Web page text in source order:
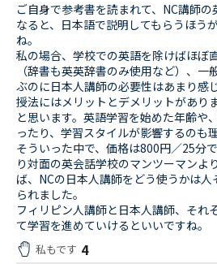
ご自身で参考書を読まれて、NC講師
なると、日本語で説明してもらうほう
ね。
私の場合、学校での英語を除けばほぼ
（辞書も英英辞書のみ使用など）、
ぶのに日本人講師の必要性はあまり感
授法にはメリットとデメリットがあり
と思います。英語学習を始めた年齢や
ったり、学習スタイルが影響するのも
そういった中で、価格は800円／25分
り対面の英会話学校のマンツーマンよ
ば、NCの日本人講師をどう使うかは
られました。
フィリピン人講師と日本人講師、それ
て学習を進めていけるといいですね。
私もです 4